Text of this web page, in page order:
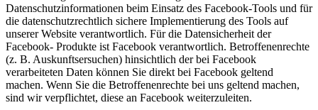
Datenschutzinformationen beim Einsatz des Facebook-Tools und für
die datenschutzrechtlich sichere Implementierung des Tools auf
unserer Website verantwortlich. Für die Datensicherheit der
Facebook- Produkte ist Facebook verantwortlich. Betroffenenrechte
(z. B. Auskunftsersuchen) hinsichtlich der bei Facebook
verarbeiteten Daten können Sie direkt bei Facebook geltend
machen. Wenn Sie die Betroffenenrechte bei uns geltend machen,
sind wir verpflichtet, diese an Facebook weiterzuleiten.